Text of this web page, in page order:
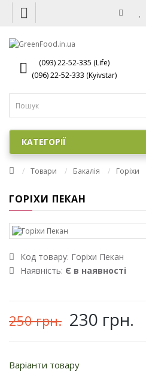
(093) 22-52-335 (Life)
(096) 22-52-333 (Kyivstar)
КАТЕГОРІЇ
Товари Бакалія Горіхи
ГОРІХИ ПЕКАН
Код товару: Горіхи Пекан
Наявність: Є в наявності
250 грн. 230 грн.
Варіанти товару